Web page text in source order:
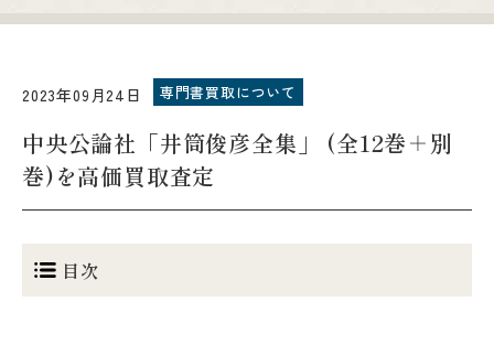
2023年09月24日 専門書買取について
中央公論社「井筒俊彦全集」 (全12巻＋別
巻)を高価買取査定
目次